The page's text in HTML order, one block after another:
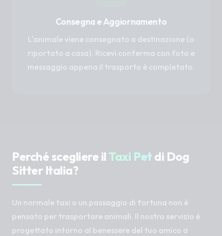
Consegna e Aggiornamento
L'animale viene consegnato a destinazione (o
riportato a casa). Ricevi conferma con foto e
messaggio appena il trasporto è completato.
Perché scegliere il Taxi Pet di Dog
Sitter Italia?
Un normale taxi o un passaggio di fortuna non è
pensato per trasportare animali. Il nostro servizio è
progettato intorno al benessere del tuo amico a